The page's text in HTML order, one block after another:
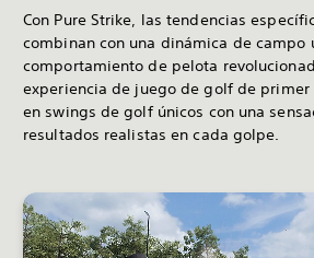
Con Pure Strike, las tendencias
combinan con una dinámica de campo
comportamiento de pelota
experiencia de juego de golf de
en swings de golf únicos con una
resultados realistas en cada golpe.